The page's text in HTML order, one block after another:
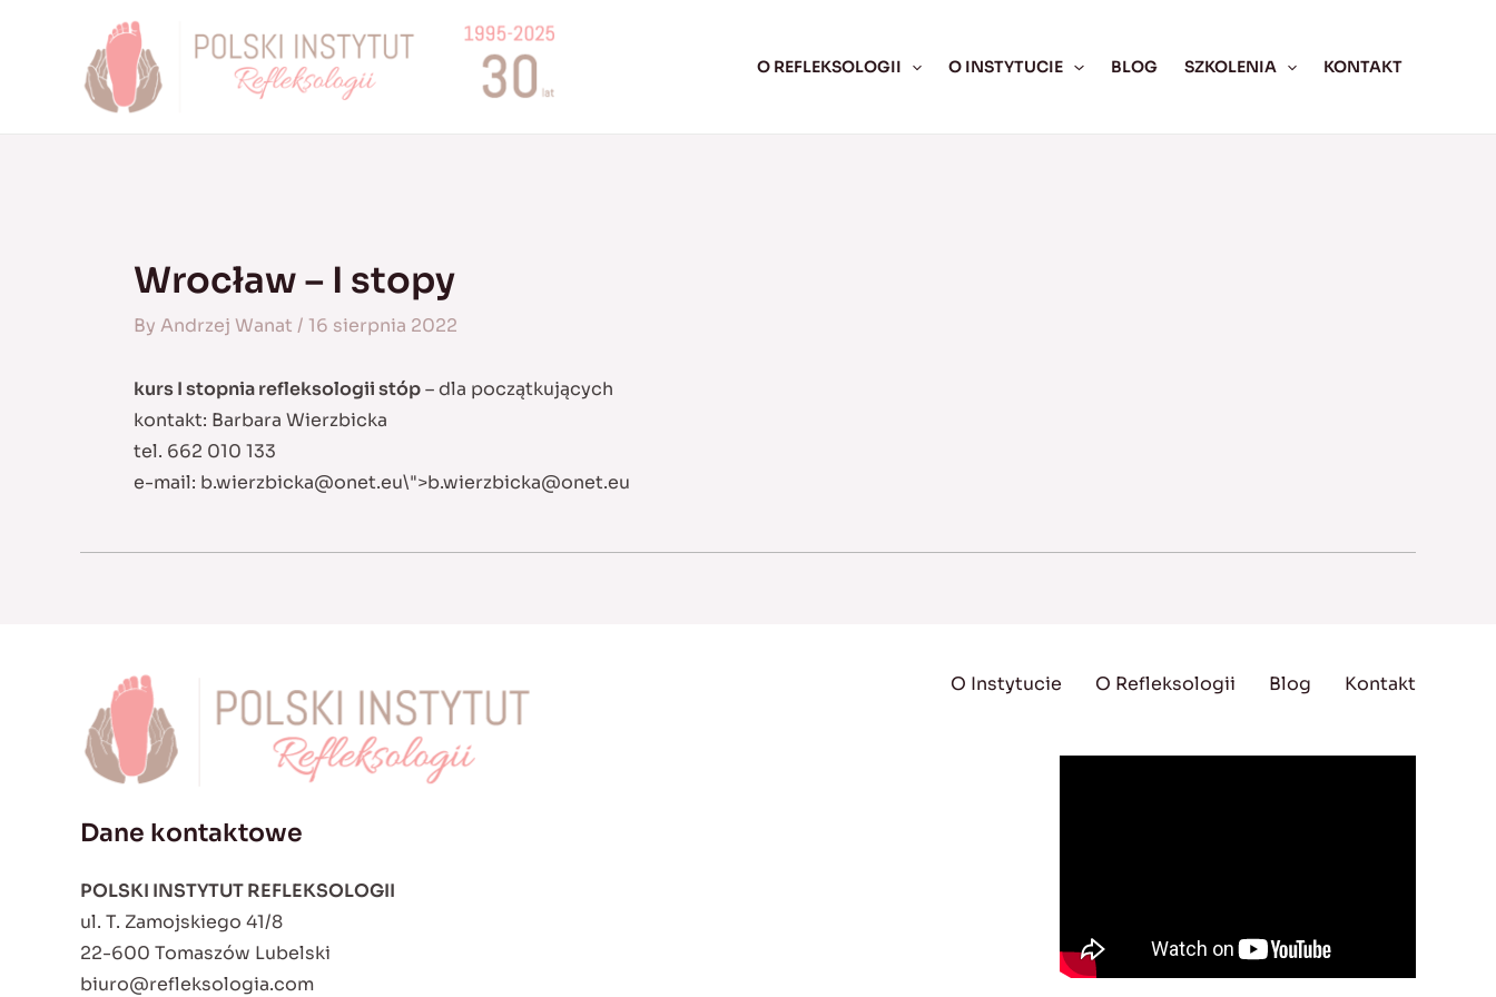
O REFLEKSOLOGII O INSTYTUCIE BLOG SZKOLENIA KONTAKT
Wrocław – I stopy
By Andrzej Wanat / 16 sierpnia 2022
kurs I stopnia refleksologii stóp– dla początkujących
kontakt: Barbara Wierzbicka
tel. 662 010 133
e-mail: b.wierzbicka@onet.eu\">b.wierzbicka@onet.eu
Dane kontaktowe
POLSKI INSTYTUT REFLEKSOLOGII
ul. T. Zamojskiego 41/8
22-600 Tomaszów Lubelski
biuro@refleksologia.com
O Instytucie O Refleksologii Blog Kontakt